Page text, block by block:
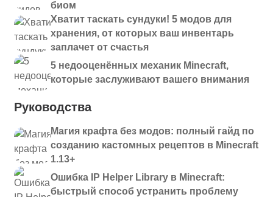
биом
Хватит таскать сундуки! 5 модов для
хранения, от которых ваш инвентарь
заплачет от счастья
5 недооценённых механик Minecraft,
которые заслуживают вашего внимания
Руководства
Магия крафта без модов: полный гайд по
созданию кастомных рецептов в Minecraft
1.13+
Ошибка IP Helper Library в Minecraft:
быстрый способ устранить проблему